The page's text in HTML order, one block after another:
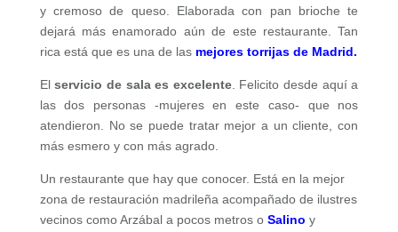
y cremoso de queso. Elaborada con pan brioche te
dejará más enamorado aún de este restaurante. Tan
rica está que es una de las mejores torrijas de Madrid.
Elservicio de sala es excelente. Felicito desde aquí a
las dos personas -mujeres en este caso- que nos
atendieron. No se puede tratar mejor a un cliente, con
más esmero y con más agrado.
Un restaurante que hay que conocer. Está en la mejor
zona de restauración madrileña acompañado de ilustres
vecinos como Arzábal a pocos metros o Salino y